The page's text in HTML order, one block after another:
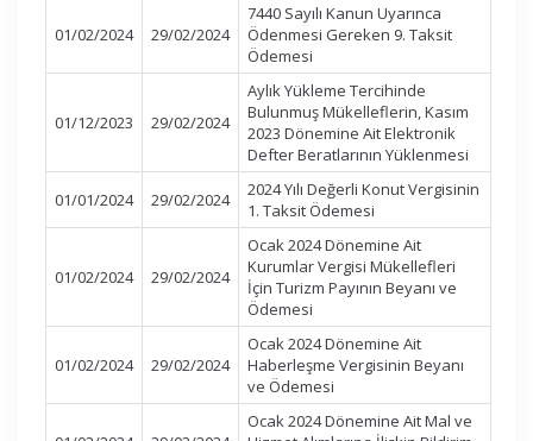
01/02/2024 29/02/2024
7440 Sayılı Kanun Uyarınca
Ödenmesi Gereken 9. Taksit
Ödemesi
01/12/2023 29/02/2024
Aylık Yükleme Tercihinde
Bulunmuş Mükelleflerin, Kasım
2023 Dönemine Ait Elektronik
Defter Beratlarının Yüklenmesi
01/01/2024 29/02/2024
2024 Yılı Değerli Konut Vergisinin
1. Taksit Ödemesi
01/02/2024 29/02/2024
Ocak 2024 Dönemine Ait
Kurumlar Vergisi Mükellefleri
İçin Turizm Payının Beyanı ve
Ödemesi
01/02/2024 29/02/2024
Ocak 2024 Dönemine Ait
Haberleşme Vergisinin Beyanı
ve Ödemesi
Ocak 2024 Dönemine Ait Mal ve